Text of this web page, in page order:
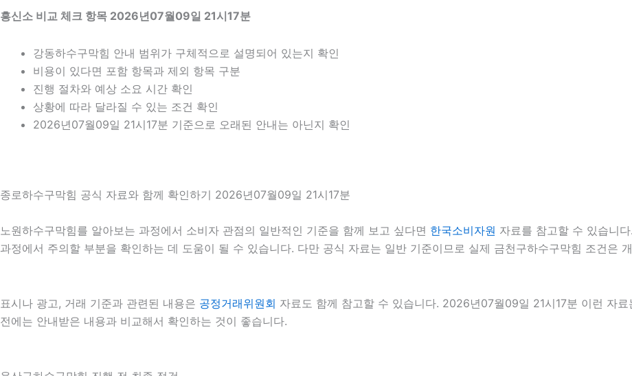
흥신소 비교 체크 항목 2026년07월09일 21시17분
강동하수구막힘 안내 범위가 구체적으로 설명되어 있는지 확인
비용이 있다면 포함 항목과 제외 항목 구분
진행 절차와 예상 소요 시간 확인
상황에 따라 달라질 수 있는 조건 확인
2026년07월09일 21시17분 기준으로 오래된 안내는 아닌지 확인
종로하수구막힘 공식 자료와 함께 확인하기 2026년07월09일 21시17분
노원하수구막힘를 알아보는 과정에서 소비자 관점의 일반적인 기준을 함께 보고 싶다면 한국소비자원 자료를 참고할 수 있습니
과정에서 주의할 부분을 확인하는 데 도움이 될 수 있습니다. 다만 공식 자료는 일반 기준이므로 실제 금천구하수구막힘 조건은
표시나 광고, 거래 기준과 관련된 내용은 공정거래위원회 자료도 함께 참고할 수 있습니다. 2026년07월09일 21시17분 이런 자
전에는 안내받은 내용과 비교해서 확인하는 것이 좋습니다.